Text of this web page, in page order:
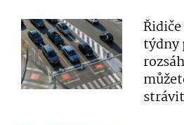
týdny